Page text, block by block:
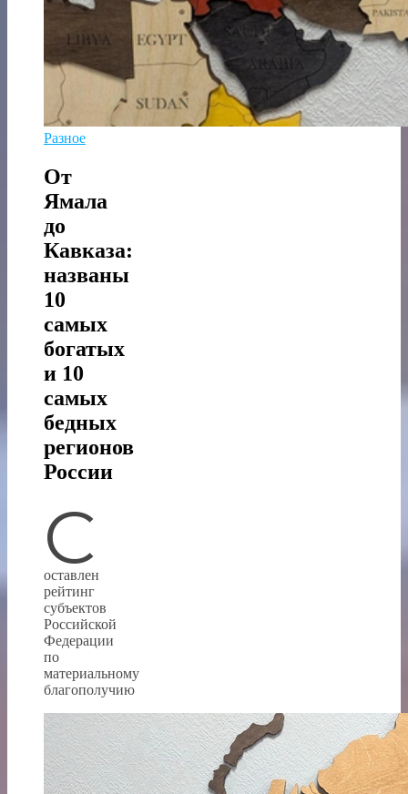
Разное
От
Ямала
до
Кавказа:
названы
10
самых
богатых
и 10
самых
бедных
регионов
России
С
оставлен
рейтинг
субъектов
Российской
Федерации
по
материальному
благополучию